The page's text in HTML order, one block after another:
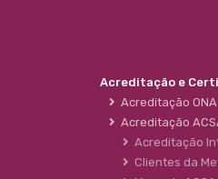
Acreditação e
Acreditação ONA
Acreditação
Acreditação
Clientes da